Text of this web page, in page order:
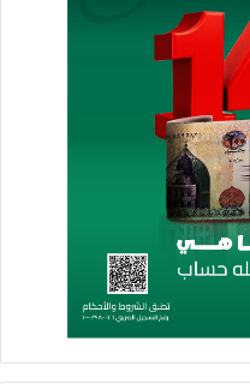
مع اختصاصات كل طرف